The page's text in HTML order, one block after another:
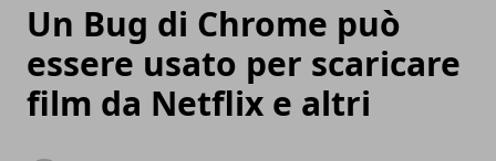
Un Bug di Chrome può
essere usato per scaricare
film da Netflix e altri